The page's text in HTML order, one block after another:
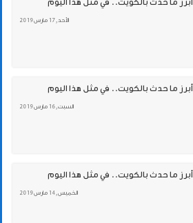
أبرز ما حدث بالكويت.. في مثل هذا اليوم
الأحد , 17 مارس 2019
أبرز ما حدث بالكويت.. في مثل هذا اليوم
السبت , 16 مارس 2019
أبرز ما حدث بالكويت.. في مثل هذا اليوم
الخميس , 14 مارس 2019